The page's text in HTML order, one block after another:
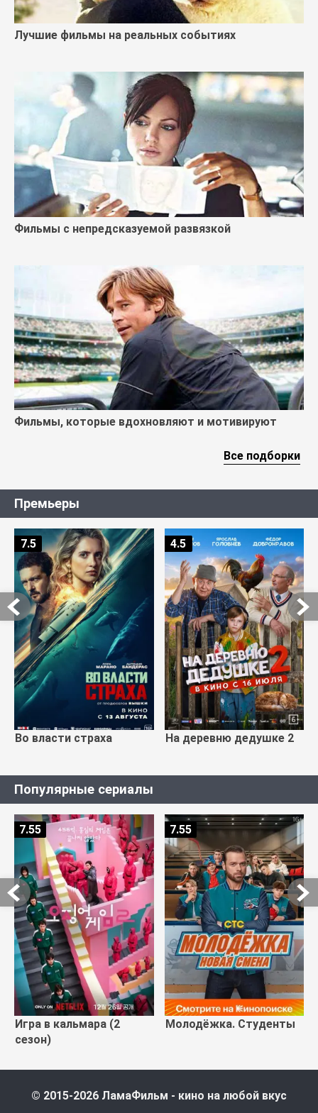
Лучшие фильмы на реальных событиях
Фильмы с непредсказуемой развязкой
Фильмы, которые вдохновляют и мотивируют
Все подборки
Премьеры
Во власти страха
7.5
На деревню дедушке 2
4.5
Популярные сериалы
Игра в кальмара (2
сезон)
7.55
Молодёжка. Студенты
7.55
© 2015-2026 ЛамаФильм - кино на любой вкус